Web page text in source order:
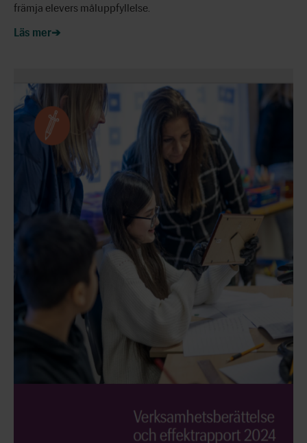
främja elevers måluppfyllelse.
Läs mer